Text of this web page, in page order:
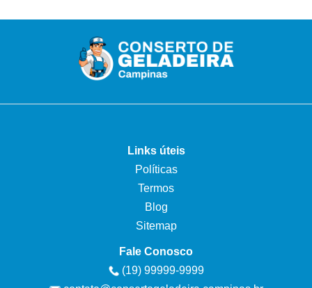
Links úteis
Políticas
Termos
Blog
Sitemap
Fale Conosco
(19) 99999-9999